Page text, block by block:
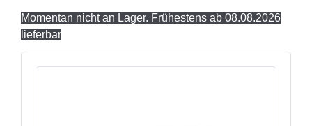
Momentan nicht an Lager. Frühestens ab 08.08.2026
lieferbar